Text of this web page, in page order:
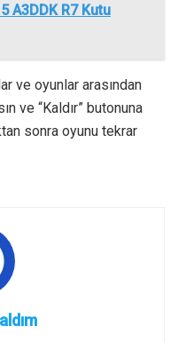
A3DDK R7 Kutu
ve oyunlar arasından
ve “Kaldır” butonuna
sonra oyunu tekrar